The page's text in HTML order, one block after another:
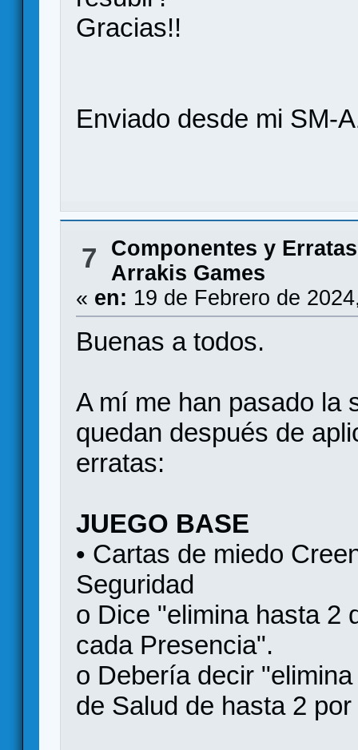
Gracias!!
Enviado desde mi SM-
7 Componentes y Erratas
Arrakis Games
« en: 19 de Febrero de
Buenas a todos.
A mí me han pasado la
quedan después de
erratas:
JUEGO BASE
• Cartas de miedo
Seguridad
o Dice "elimina hasta 2
cada Presencia".
o Debería decir
de Salud de hasta 2